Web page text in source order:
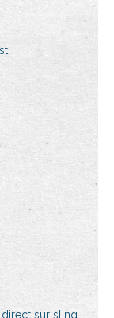
sur sling